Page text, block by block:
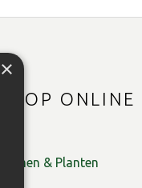
SHOP ONLINE
Bomen & Planten
×